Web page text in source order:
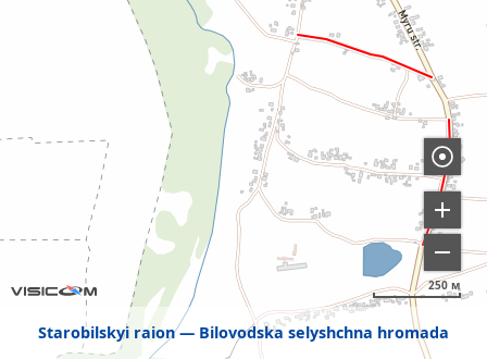
Starobilskyi raion Bilovodska selyshchna hromada
250 м